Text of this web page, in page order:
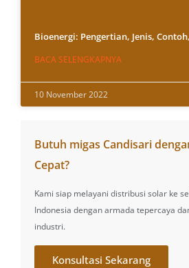
Bioenergi: Pengertian, Jenis,
BACA SELENGKAPNYA
10 November 2022
Butuh migas Candisari
Cepat?
Kami siap melayani distribusi solar ke
Indonesia dengan armada tepercaya
industri.
Konsultasi Sekarang